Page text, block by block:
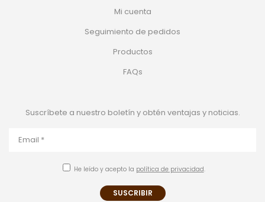
Mi cuenta
Seguimiento de pedidos
Productos
FAQs
Suscríbete a nuestro boletín y obtén ventajas y noticias.
He leído y acepto la política de privacidad.